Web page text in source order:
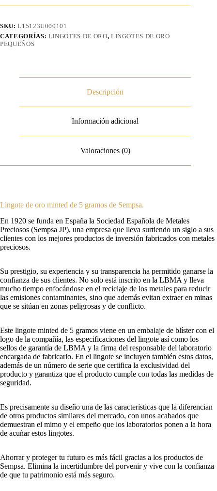
SKU:L15123U000101
CATEGORÍAS: LINGOTES DE ORO, LINGOTES DE ORO
PEQUEÑOS
Descripción
Información adicional
Valoraciones (0)
Lingote de oro minted de 5 gramos de Sempsa.
En 1920 se funda en España la Sociedad Española de Metales
Preciosos (Sempsa JP), una empresa que lleva surtiendo un siglo a sus
clientes con los mejores productos de inversión fabricados con metales
preciosos.
Su prestigio, su experiencia y su transparencia ha permitido ganarse la
confianza de sus clientes. No solo está inscrito en la LBMA y lleva
mucho tiempo enfocándose en el reciclaje de los metales para reducir
las emisiones contaminantes, sino que además evitan extraer en minas
que se sitúan en zonas peligrosas y de conflicto.
Este lingote minted de 5 gramos viene en un embalaje de blíster con el
logo de la compañía, las especificaciones del lingote así como los
sellos de garantía de LBMA y la firma del responsable del laboratorio
encargada de fabricarlo. En el lingote se incluyen también estos datos,
además de un número de serie que certifica la exclusividad del
producto y garantiza que el producto cumple con todas las medidas de
seguridad.
Es precisamente su diseño una de las características que la diferencian
de otros productos similares del mercado, con unos acabados que
demuestran el mimo y el empeño que los laboratorios ponen a la hora
de acuñar estos lingotes.
Ahorrar y proteger tu futuro es más fácil gracias a los productos de
Sempsa. Elimina la incertidumbre del porvenir y vive con la confianza
de que tu patrimonio está más seguro.